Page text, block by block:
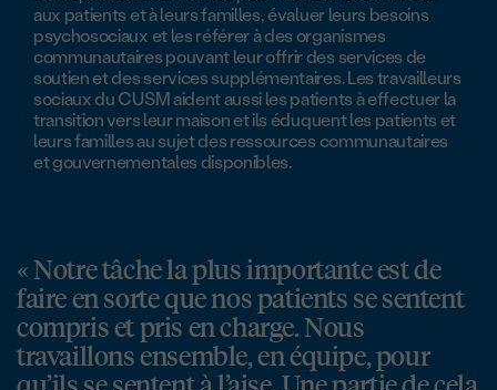
aux patients et à leurs familles, évaluer leurs besoins
psychosociaux et les référer à des organismes
communautaires pouvant leur offrir des services de
soutien et des services supplémentaires. Les travailleurs
sociaux du CUSM aident aussi les patients à effectuer la
transition vers leur maison et ils éduquent les patients et
leurs familles au sujet des ressources communautaires
et gouvernementales disponibles.
« Notre tâche la plus importante est de
faire en sorte que nos patients se sentent
compris et pris en charge. Nous
travaillons ensemble, en équipe, pour